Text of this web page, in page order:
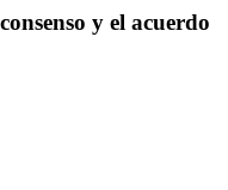
y el acuerdo